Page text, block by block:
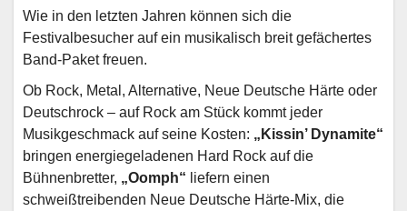
Wie in den letzten Jahren können sich die
Festivalbesucher auf ein musikalisch breit gefächertes
Band-Paket freuen.
Ob Rock, Metal, Alternative, Neue Deutsche Härte oder
Deutschrock – auf Rock am Stück kommt jeder
Musikgeschmack auf seine Kosten: „Kissin’ Dynamite“
bringen energiegeladenen Hard Rock auf die
Bühnenbretter, „Oomph“ liefern einen
schweißtreibenden Neue Deutsche Härte-Mix, die